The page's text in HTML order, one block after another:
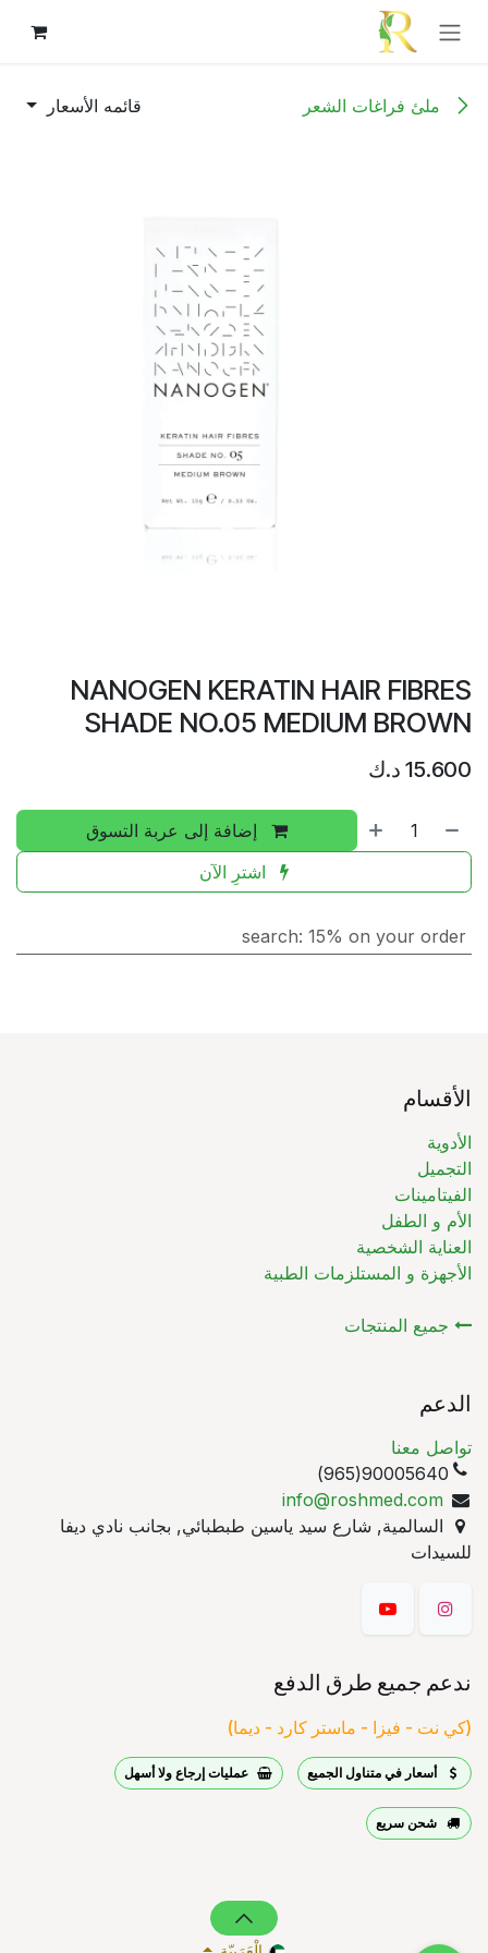
تخطي للذهاب إلى المحتوى
ملئ فراغات الشعر قائمه الأسعار
NANOGEN KERATIN HAIR FIBRES
SHADE NO.05 MEDIUM BROWN
15.600 د.ك
إضافة إلى عربة التسوق
اشترِ الآن
search:15% on your order
الأقسام
الأدوية
التجميل
الفيتامينات
الأم و الطفل
العناية الشخصية
الأجهزة و المستلزمات الطبية
جميع المنتجات
الدعم
تواصل معنا
90005640(965)
info@roshmed.com
السالمية, شارع سيد ياسين طبطبائي, بجانب نادي ديفا
للسيدات
ندعم جميع طرق الدفع
(كي نت - فيزا - ماستر كارد - ديما)
أسعار في متناول الجميع عمليات إرجاع ولا أسهل
شحن سريع